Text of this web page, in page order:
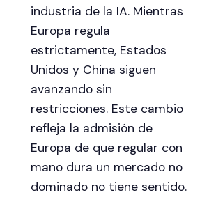
industria de la IA. Mientras
Europa regula
estrictamente, Estados
Unidos y China siguen
avanzando sin
restricciones. Este cambio
refleja la admisión de
Europa de que regular con
mano dura un mercado no
dominado no tiene sentido.